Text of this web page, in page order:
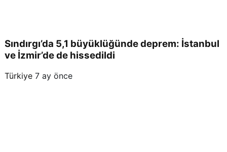
Sındırgı’da 5,1 büyüklüğünde deprem: İstanbul
ve İzmir’de de hissedildi
Türkiye 7 ay önce